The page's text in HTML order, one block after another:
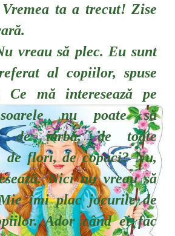
ta a trecut! Zise
să plec. Eu sunt
al copiilor, spuse
Ce mă interesează pe
nu poate să
de iarbă, de toate
de flori, de copaci? Nu,
Nici nu vreau să
îmi plac jocurile de
Ador când ei fac